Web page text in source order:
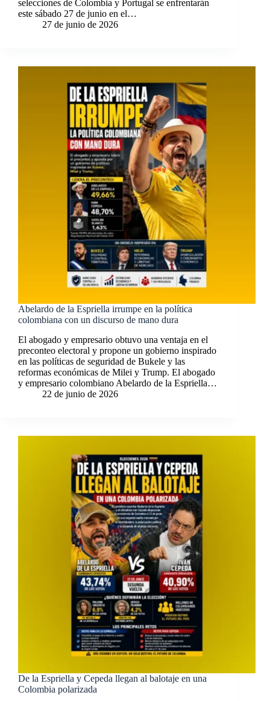
selecciones de Colombia y Portugal se enfrentarán
este sábado 27 de junio en el…
27 de junio de 2026
Abelardo de la Espriella irrumpe en la política
colombiana con un discurso de mano dura
El abogado y empresario obtuvo una ventaja en el
preconteo electoral y propone un gobierno inspirado
en las políticas de seguridad de Bukele y las
reformas económicas de Milei y Trump. El abogado
y empresario colombiano Abelardo de la Espriella…
22 de junio de 2026
De la Espriella y Cepeda llegan al balotaje en una
Colombia polarizada